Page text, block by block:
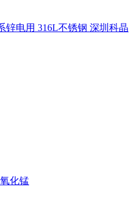
锌电用 316L不锈钢 深圳科晶
化锰